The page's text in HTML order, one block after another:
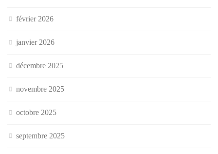
février 2026
janvier 2026
décembre 2025
novembre 2025
octobre 2025
septembre 2025